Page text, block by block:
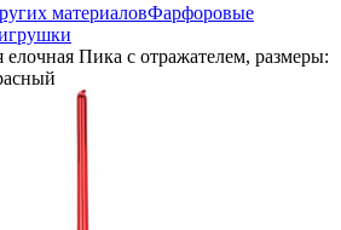
материаловФарфоровые
елочная Пика с отражателем, размеры: